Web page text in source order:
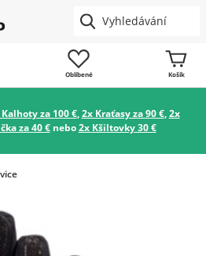
Oblíbené Košík
za 100 €,2x Kraťasy za 90 €,2x
za 40 €nebo2x Kšiltovky 30 €